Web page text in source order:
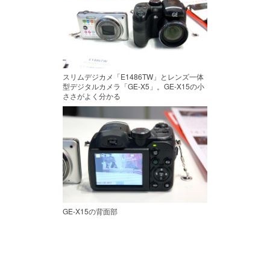
スリムデジカメ「E1486TW」とレンズ一体
型デジタルカメラ「GE-X5」。GE-X15の小
ささがよく分かる
GE-X15の背面部